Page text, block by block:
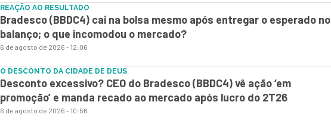
REAÇÃO AO RESULTADO
Bradesco (BBDC4) cai na bolsa mesmo após entregar o esperado no
balanço; o que incomodou o mercado?
6 de agosto de 2026 - 12:06
O DESCONTO DA CIDADE DE DEUS
Desconto excessivo? CEO do Bradesco (BBDC4) vê ação ‘em
promoção’ e manda recado ao mercado após lucro do 2T26
6 de agosto de 2026 - 10:56